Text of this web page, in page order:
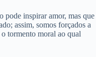
pode inspirar amor, mas que
assim, somos forçados a
tormento moral ao qual